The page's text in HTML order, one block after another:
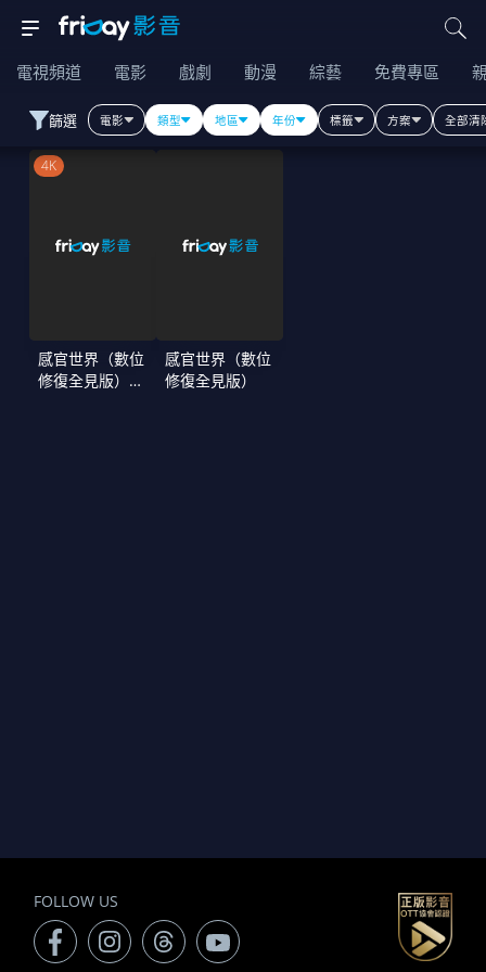
電視頻道 電影 戲劇 動漫 綜藝 免費專區
篩選 電影 類型 地區 年份 標籤 方案 全部清
4K
感官世界（數位
修復全見版）
感官世界（數位
修復全見版）
FOLLOW US